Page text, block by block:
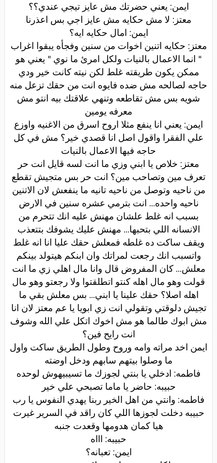
ايمن: يعني حضرتك مش عايز تيجي عندي؟؟
معتز: لا مش حكايه مش عايز اجي بس اعذرنا
ايمن: امال حكايه ايه؟
معتز: حكايه اتنين اخوات من سنين وفجأه يبقوا اغراب
" انما الاعمال بالنيات ولكل امرئ ما نوي " يعني هو
ممكن يكون طريقته غلط لكن نيته كانت خير ودي
حاجه لصالحه مش ضده فايوه انت من حقك تزعل منه
شويه بس مش تقاطعه وتنهي علاقتك بيه انتو مش
معرفه يومين
ايمن: يعني انا ينفع مثلا اروح اسرق من الاغنيه واوزع
علي الفقرا واقول اصل انا قصدي خير؟ مش في كل
حاجه فيها الاعمال بالنيات
معتز: خلاص يا ابني وزي ما انت لسه قايل انت حر
تعرف مين وتصاحب مين؟ انت حر بس متجيش تقطع
من ناحيه وتوصل من ناحيه تانيه ما ينفعش لان الاتنين
ناحيه واحده... انت بترمي عشره سنين في الارض
بسبب انه غلط علشان مهنش عليه انك تتحرم من
الانسانه اللي بتحبها... مهنش عليك يشوفك بتتعذب
ويقف ساكت ده غلطه فمعلش حقك عليا انا انه غلط
واتسبب انك رجعت لمراتك وان ابنكم هيتولد بينكم
معلش... كان المفروض قال وانا مال اهلي زي ما انت
قولت وهو مال اهله كنتو اتطلقتوا ولا رجعتو وهو مال
اهله اصلا؟ حقك علينا يا ابني... بس معلش بقي ما
تجيش دلوقتي وتقولي انت زي ابويا يا عم معتز لان انا
مش ابوك طالما هو مش اخوك اتكل علي الله وشوف
انت رايح فين؟
ايمن اخد مراته وامه وروح وطول الطريق ساكت واول
ما وصلوا بيتهم سابهم ودخل اوضته
فاطمه: ادخلي يا بنتي لجوزك ما تسيبيهوش لوحده
حبيبه: حاضر يا ماما تصبحي علي خير
فاطمه: وانتي من اهل الخير ربنا يهدي النفوس يا رب
حبيبه دخلت لجوزها اللي كان راقد في السرير غيرت
هيا كمان هدومها وقعدت جنبه
حبيبه: اااه
ايمن: تعبانه؟